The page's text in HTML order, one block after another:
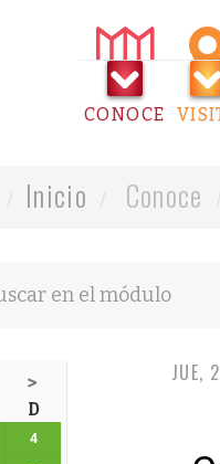
CONOCE
Inicio Conoce
>
D
4
JUE,